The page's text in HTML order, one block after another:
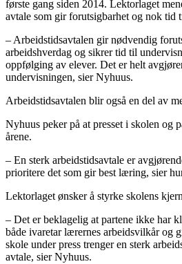
første gang siden 2014. Lektorlaget
avtale som gir forutsigbarhet og nok tid
– Arbeidstidsavtalen gir nødvendig
arbeidshverdag og sikrer tid til
oppfølging av elever. Det er helt
undervisningen, sier Nyhuus.
Arbeidstidsavtalen blir også en del av
Nyhuus peker på at presset i skolen og
årene.
– En sterk arbeidstidsavtale er
prioritere det som gir best læring, sier
Lektorlaget ønsker å styrke skolens
– Det er beklagelig at partene ikke har
både ivaretar lærernes arbeidsvilkår og
skole under press trenger en sterk
avtale, sier Nyhuus.